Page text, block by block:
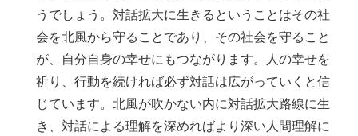
うでしょう。対話拡大に生きるということはその社
会を北風から守ることであり、その社会を守ること
が、自分自身の幸せにもつながります。人の幸せを
祈り、行動を続ければ必ず対話は広がっていくと信
じています。北風が吹かない内に対話拡大路線に生
き、対話による理解を深めればより深い人間理解に